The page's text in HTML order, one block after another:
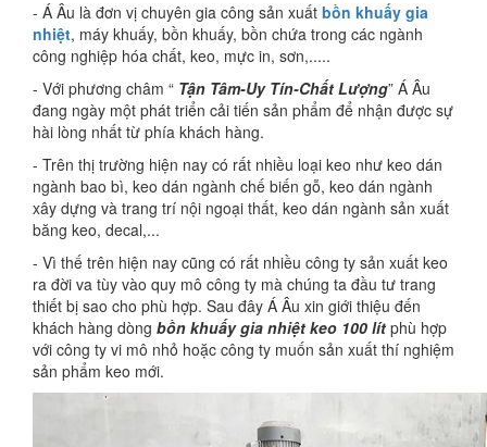
- Á Âu là đơn vị chuyên gia công sản xuất bồn khuấy gia
nhiệt, máy khuấy, bồn khuấy, bồn chứa trong các ngành
công nghiệp hóa chất, keo, mực in, sơn,.....
- Với phương châm “ Tận Tâm-Uy Tín-Chất Lượng” Á Âu
đang ngày một phát triển cải tiến sản phẩm để nhận được sự
hài lòng nhất từ phía khách hàng.
- Trên thị trường hiện nay có rất nhiều loại keo như keo dán
ngành bao bì, keo dán ngành chế biến gỗ, keo dán ngành
xây dựng và trang trí nội ngoại thất, keo dán ngành sản xuất
băng keo, decal,...
- Vì thế trên hiện nay cũng có rất nhiều công ty sản xuất keo
ra đời va tùy vào quy mô công ty mà chúng ta đầu tư trang
thiết bị sao cho phù hợp. Sau đây Á Âu xin giới thiệu đến
khách hàng dòng bồn khuấy gia nhiệt keo 100 lít phù hợp
với công ty vi mô nhỏ hoặc công ty muốn sản xuất thí nghiệm
sản phẩm keo mới.